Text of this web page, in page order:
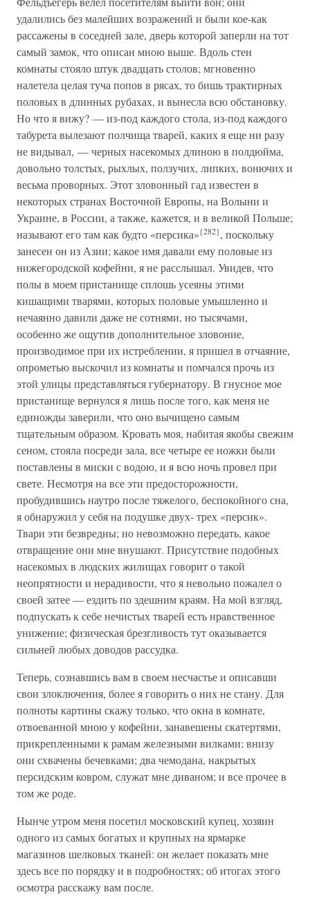
удалились без малейших возражений и были кое-как
рассажены в соседней зале, дверь которой заперли на тот
самый замок, что описан мною выше. Вдоль стен
комнаты стояло штук двадцать столов; мгновенно
налетела целая туча попов в рясах, то бишь трактирных
половых в длинных рубахах, и вынесла всю обстановку.
Но что я вижу? — из-под каждого стола, из-под каждого
табурета вылезают полчища тварей, каких я еще ни разу
не видывал, — черных насекомых длиною в полдюйма,
довольно толстых, рыхлых, ползучих, липких, вонючих и
весьма проворных. Этот зловонный гад известен в
некоторых странах Восточной Европы, на Волыни и
Украине, в России, а также, кажется, и в великой Польше;
называют его там как будто «персика»{282}, поскольку
занесен он из Азии; какое имя давали ему половые из
нижегородской кофейни, я не расслышал. Увидев, что
полы в моем пристанище сплошь усеяны этими
кишащими тварями, которых половые умышленно и
нечаянно давили даже не сотнями, но тысячами,
особенно же ощутив дополнительное зловоние,
производимое при их истреблении, я пришел в отчаяние,
опрометью выскочил из комнаты и помчался прочь из
этой улицы представляться губернатору. В гнусное мое
пристанище вернулся я лишь после того, как меня не
единожды заверили, что оно вычищено самым
тщательным образом. Кровать моя, набитая якобы свежим
сеном, стояла посреди зала, все четыре ее ножки были
поставлены в миски с водою, и я всю ночь провел при
свете. Несмотря на все эти предосторожности,
пробудившись наутро после тяжелого, беспокойного сна,
я обнаружил у себя на подушке двух- трех «персик».
Твари эти безвредны; но невозможно передать, какое
отвращение они мне внушают. Присутствие подобных
насекомых в людских жилищах говорит о такой
неопрятности и нерадивости, что я невольно пожалел о
своей затее — ездить по здешним краям. На мой взгляд,
подпускать к себе нечистых тварей есть нравственное
унижение; физическая брезгливость тут оказывается
сильней любых доводов рассудка.
Теперь, сознавшись вам в своем несчастье и описавши
свои злоключения, более я говорить о них не стану. Для
полноты картины скажу только, что окна в комнате,
отвоеванной мною у кофейни, занавешены скатертями,
прикрепленными к рамам железными вилками; внизу
они схвачены бечевками; два чемодана, накрытых
персидским ковром, служат мне диваном; и все прочее в
том же роде.
Нынче утром меня посетил московский купец, хозяин
одного из самых богатых и крупных на ярмарке
магазинов шелковых тканей: он желает показать мне
здесь все по порядку и в подробностях; об итогах этого
осмотра расскажу вам после.